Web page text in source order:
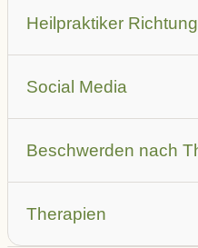
Heilpraktiker Richtung
Social Media
Beschwerden nach
Therapien